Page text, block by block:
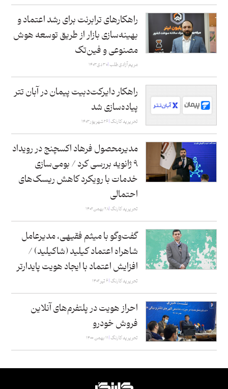
راهکارهای ترابرنت برای رشد اعتماد و
بهینه‌سازی بازار از طریق توسعه هوش
مصنوعی و فین‌تک
مریم آزادی طلب ۳۰ دی ۱۴۰۳
راهکار دایرکت‌دبیت پیمان در آبان‌ تتر
پیاده‌سازی شد
تحریریه کارنگ ۲۶ شهریور ۱۴۰۳
مدیرمحصول فرهاد اکسچنج در رویداد
۹ ژانویه بررسی کرد / بومی‌سازی
خدمات با رویکرد کاهش ریسک‌های
احتمالی
تحریریه کارنگ ۲۸ بهمن ۱۴۰۲
گفت‌وگو با میثم فقیهی،‌ مدیرعامل
شاهراه اعتماد کیلید (شاکیلید) /
افزایش اعتماد با ایجاد هویت پایدارتر
تحریریه کارنگ ۶ تیر ۱۴۰۲
احراز هویت در پ‍لتفرم‌های آنلاین
فروش خودرو
تحریریه کارنگ ۱۱ بهمن ۱۴۰۰